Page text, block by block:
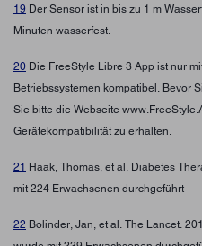
19 Der Sensor ist in bis zu 1 m
Minuten wasserfest.
20 Die FreeStyle Libre 3 App ist nur
Betriebssystemen kompatibel. Bevor
Sie bitte die Webseite
Gerätekompatibilität zu erhalten.
21 Haak, Thomas, et al. Diabetes
mit 224 Erwachsenen durchgeführt
22 Bolinder, Jan, et al. The Lancet.